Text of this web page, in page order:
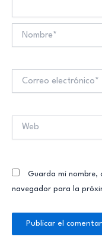
Guarda mi nombre,
navegador para la